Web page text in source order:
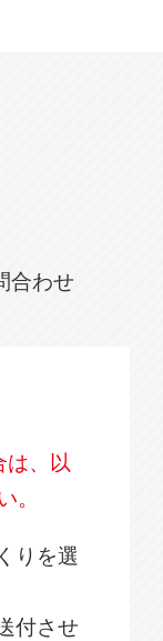
合わせ
は、以
。
りを選
付させ